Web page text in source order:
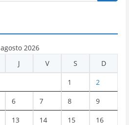
agosto 2026
J V S D
1 2
6 7 8 9
13 14 15 16